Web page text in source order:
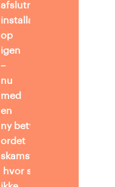
afslutning bygger de
installationen
op
igen
–
nu
med
en
ny betydning af
ordet
skamstøtte –
hvor støtte